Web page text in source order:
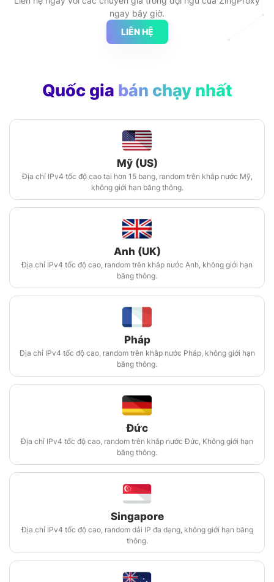
ngay bây giờ.
LIÊN HỆ
Quốc gia bán chạy nhất
Mỹ (US)
Địa chỉ IPv4 tốc độ cao tại hơn 15 bang, random trên khắp nước Mỹ,
không giới hạn băng thông.
Anh (UK)
Địa chỉ IPv4 tốc độ cao, random trên khắp nước Anh, không giới hạn
băng thông.
Pháp
Địa chỉ IPv4 tốc độ cao, random trên khắp nước Pháp, không giới hạn
băng thông.
Đức
Địa chỉ IPv4 tốc độ cao, random trên khắp nước Đức, Không giới hạn
băng thông.
Singapore
Địa chỉ IPv4 tốc độ cao, random dải IP đa dạng, không giới hạn băng
thông.